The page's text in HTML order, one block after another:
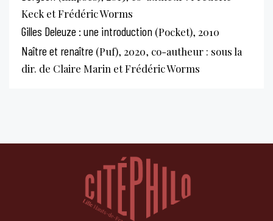
Keck et Frédéric Worms
Gilles Deleuze : une introduction (Pocket), 2010
Naître et renaître (Puf), 2020, co-autheur : sous la
dir. de Claire Marin et Frédéric Worms